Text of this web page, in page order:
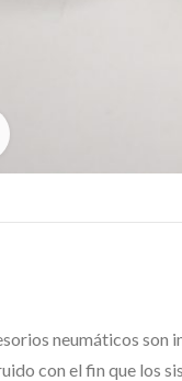
neumáticos son
con el fin que los